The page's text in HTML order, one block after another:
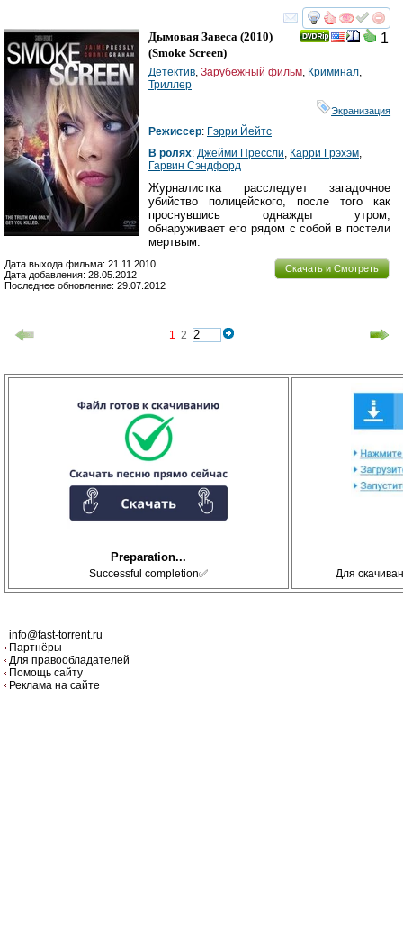
смотреть
1
Дымовая Завеса (2010)
(Smoke Screen)
Детектив, Зарубежный фильм, Криминал,
Триллер
Экранизация
Режиссер: Гэрри Йейтс
В ролях: Джейми Прессли, Карри Грэхэм,
Гарвин Сэндфорд
Журналистка расследует загадочное
убийство полицейского, после того как
проснувшись однажды утром,
обнаруживает его рядом с собой в постели
мертвым.
Скачать и Смотреть
Дата выхода фильма: 21.11.2010
Дата добавления: 28.05.2012
Последнее обновление: 29.07.2012
1 2
Preparation...
Successful completion✅ Для
info@fast-torrent.ru
Партнёры
Для правообладателей
Помощь сайту
Реклама на сайте